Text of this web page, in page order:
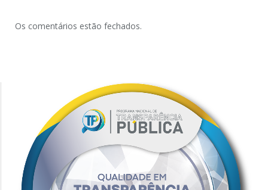
Os comentários estão fechados.